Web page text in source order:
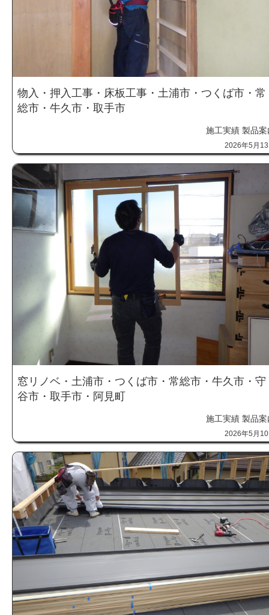
物入・押入工事・床板工事・土浦市・つくば市・常
総市・牛久市・取手市
施工実績 製品案
2026年5月
窓リノベ・土浦市・つくば市・常総市・牛久市・守
谷市・取手市・阿見町
施工実績 製品案
2026年5月